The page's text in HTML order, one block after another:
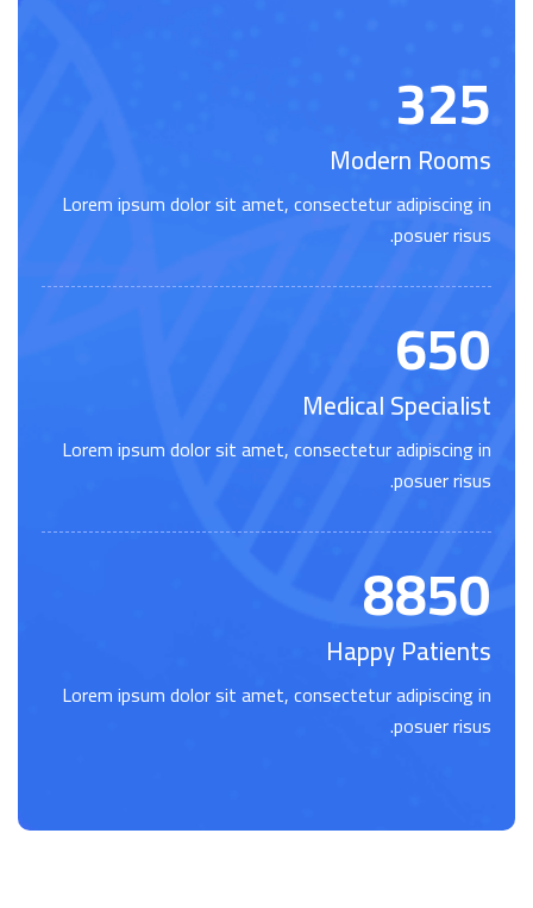
325
Modern Rooms
Lorem ipsum dolor sit amet, consectetur adipiscing in
posuer risus.
650
Medical Specialist
Lorem ipsum dolor sit amet, consectetur adipiscing in
posuer risus.
8850
Happy Patients
Lorem ipsum dolor sit amet, consectetur adipiscing in
posuer risus.